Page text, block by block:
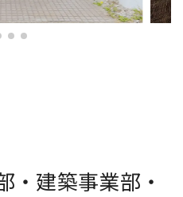
・建築事業部・